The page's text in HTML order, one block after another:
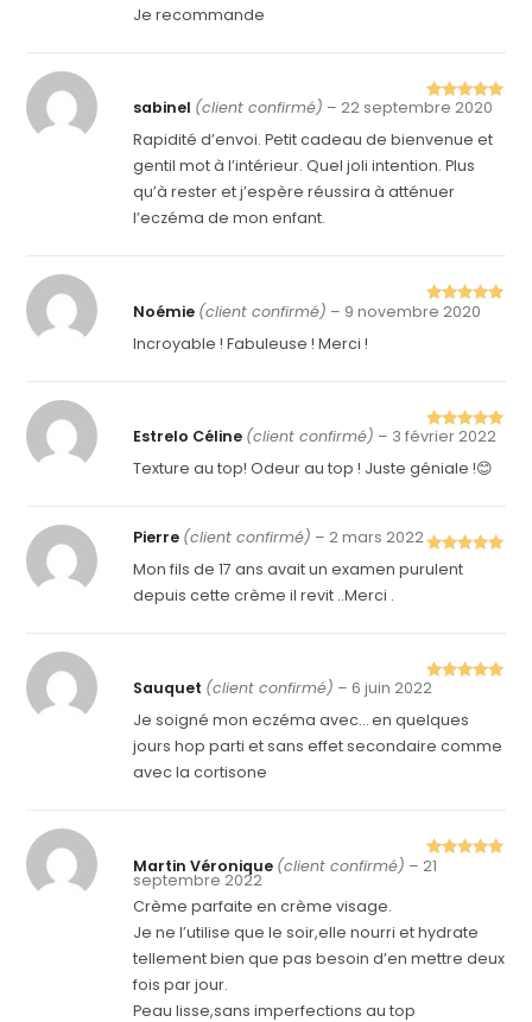
Je recommande
Note5sur
5
sabinel (client confirmé) – 22 septembre 2020
Rapidité d’envoi. Petit cadeau de bienvenue et
gentil mot à l’intérieur. Quel joli intention. Plus
qu’à rester et j’espère réussira à atténuer
l’eczéma de mon enfant.
Note5sur
Noémie (client confirmé) – 9 novembre 2020
Incroyable ! Fabuleuse ! Merci !
Note5sur
5
Estrelo Céline (client confirmé) – 3 février 2022
Texture au top! Odeur au top ! Juste géniale !😊
Note5
Pierre (client confirmé) – 2 mars 2022
Mon fils de 17 ans avait un examen purulent
depuis cette crème il revit ..Merci .
Note
5
Sauquet (client confirmé) – 6 juin 2022
Je soigné mon eczéma avec… en quelques
jours hop parti et sans effet secondaire comme
avec la cortisone
Note
Martin Véronique (client confirmé) – 21
septembre 2022
Crème parfaite en crème visage.
Je ne l’utilise que le soir,elle nourri et hydrate
tellement bien que pas besoin d’en mettre deux
fois par jour.
Peau lisse,sans imperfections au top